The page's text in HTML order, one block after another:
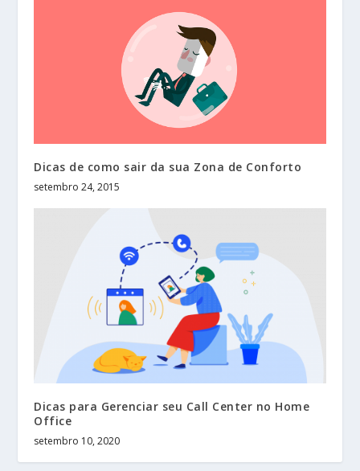
Dicas de como sair da sua Zona de Conforto
setembro 24, 2015
Dicas para Gerenciar seu Call Center no Home
Office
setembro 10, 2020